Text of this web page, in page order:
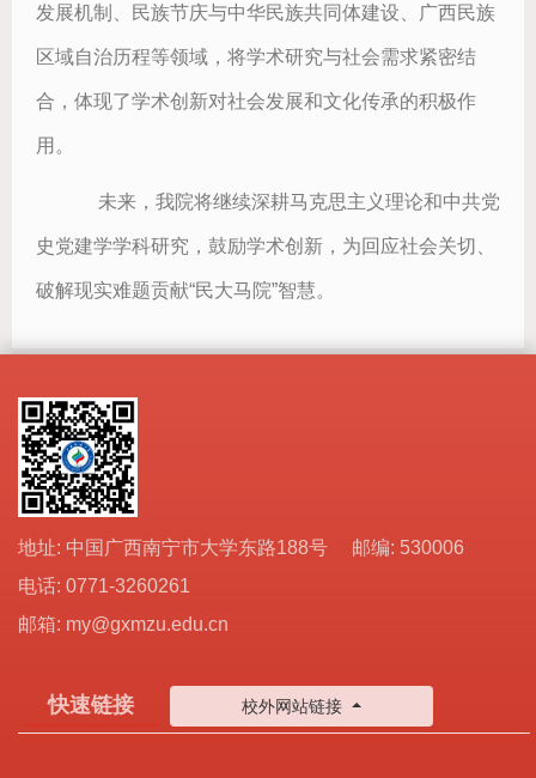
发展机制、民族节庆与中华民族共同体建设、广西民族
区域自治历程等领域，将学术研究与社会需求紧密结
合，体现了学术创新对社会发展和文化传承的积极作
用。
史党建学学科研究，鼓励学术创新，为回应社会关切、
破解现实难题贡献“民大马院”智慧。
地址: 中国广西南宁市大学东路188号 邮编: 530006
电话: 0771-3260261
邮箱: my@gxmzu.edu.cn
快速链接 校外网站链接